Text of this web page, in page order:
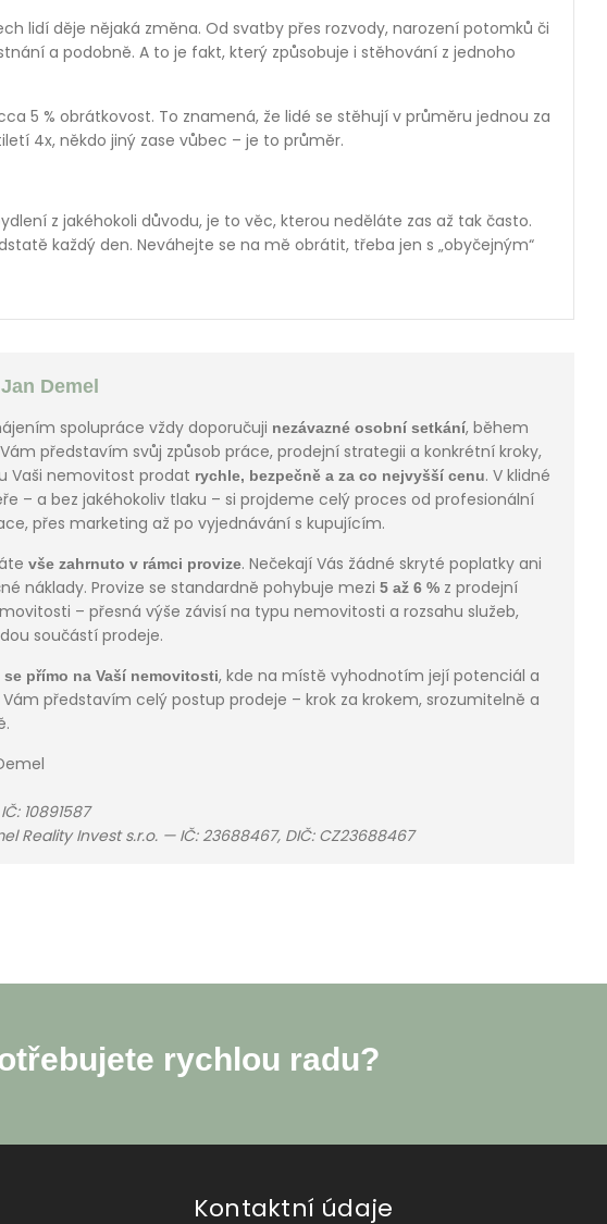
lidí děje nějaká změna. Od svatby přes rozvody, narození potomků či
a podobně. A to je fakt, který způsobuje i stěhování z jednoho
5 % obrátkovost. To znamená, že lidé se stěhují v průměru jednou za
4x, někdo jiný zase vůbec – je to průměr.
z jakéhokoli důvodu, je to věc, kterou neděláte zas až tak často.
každý den. Neváhejte se na mě obrátit, třeba jen s „obyčejným“
Jan Demel
spolupráce vždy doporučuji nezávazné osobní setkání, během
představím svůj způsob práce, prodejní strategii a konkrétní kroky,
Vaši nemovitost prodat rychle, bezpečně a za co nejvyšší cenu. V klidné
– a bez jakéhokoliv tlaku – si projdeme celý proces od profesionální
přes marketing až po vyjednávání s kupujícím.
vše zahrnuto v rámci provize. Nečekají Vás žádné skryté poplatky ani
náklady. Provize se standardně pohybuje mezi 5 až 6 %z prodejní
– přesná výše závisí na typu nemovitosti a rozsahu služeb,
součástí prodeje.
se přímo na Vaší nemovitosti, kde na místě vyhodnotím její potenciál a
představím celý postup prodeje – krok za krokem, srozumitelně a
10891587
Reality Invest s.r.o. — IČ: 23688467, DIČ: CZ23688467
rychlou radu?
Kontaktní údaje